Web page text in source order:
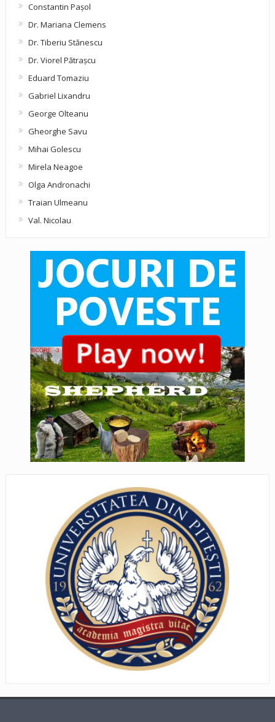
Constantin Pașol
Dr. Mariana Clemens
Dr. Tiberiu Stănescu
Dr. Viorel Pătraşcu
Eduard Tomaziu
Gabriel Lixandru
George Olteanu
Gheorghe Savu
Mihai Golescu
Mirela Neagoe
Olga Andronachi
Traian Ulmeanu
Val. Nicolau